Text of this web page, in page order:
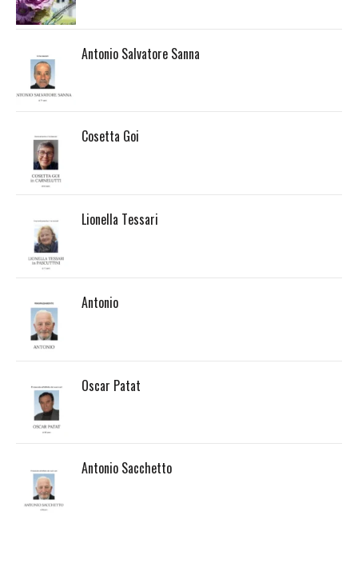
Antonio Salvatore Sanna
Cosetta Goi
Lionella Tessari
Antonio
Oscar Patat
Antonio Sacchetto